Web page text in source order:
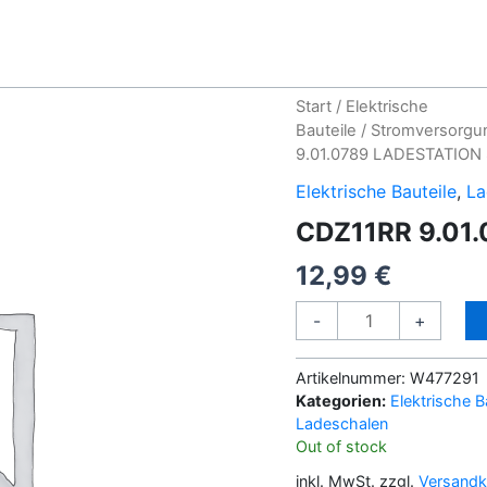
Start / Elektrische
Bauteile /
9.01.0789 LADESTATION
Elektrische Bauteile,
CDZ11RR
12,99 €
-
CDZ11RR
9.01.0789
LADESTATION
SCHWARZ
Menge
+
Artikelnummer: W477291
Kategorien: Elektrische
Ladeschalen
Out of stock
inkl. MwSt. zzgl.